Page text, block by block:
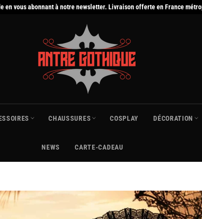
en vous abonnant à notre newsletter. Livraison offerte en France
CHAUSSURES COSPLAY DÉCORATION
NEWS CARTE-CADEAU